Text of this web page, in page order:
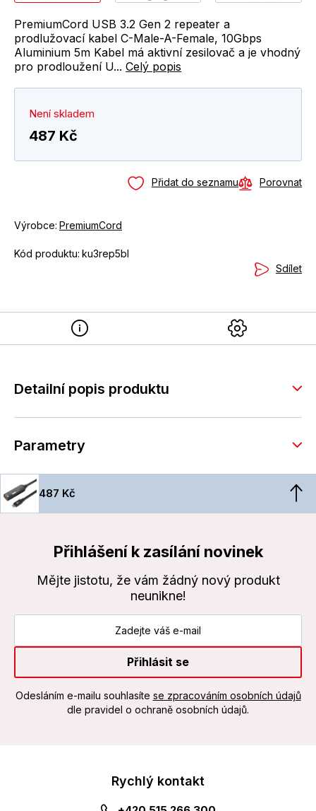
PremiumCord USB 3.2 Gen 2 repeater a
prodlužovací kabel C-Male-A-Female, 10Gbps
Aluminium 5m Kabel má aktivní zesilovač a je vhodný
pro prodloužení U... Celý popis
Není skladem
487 Kč
Přidat do seznamu Porovnat
Výrobce: PremiumCord
Kód produktu: ku3rep5bl
Sdílet
Detailní popis produktu
Parametry
487 Kč
Přihlášení k zasílání novinek
Mějte jistotu, že vám žádný nový produkt
neunikne!
Přihlásit se
Odesláním e-mailu souhlasíte se zpracováním osobních údajů
dle pravidel o ochraně osobních údajů.
Rychlý kontakt